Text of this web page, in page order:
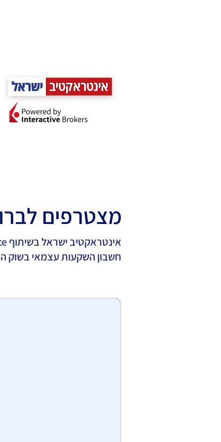
מצטרפים
חשבון השקעות עצמאי בשוק